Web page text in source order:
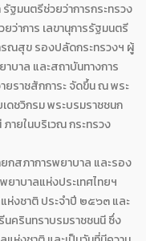
ฐมนตรีช่วยว่าการกระทรวง
าการ เลขานุการรัฐมนตรี
รณสุข รองปลัดกระทรวงฯ ผู้
บาล และสถาบันทางการ
ยราชสักการะ จัดขึ้น ณ พระ
ดชวิกรม พระบรมราชชนก
ายในบริเวณ กระทรวง
กสภาการพยาบาล และรอง
าบาลแห่งประเทศไทยฯ
ห่งชาติ ประจำปี ๒๕๖๓ และ
ครินทราบรมราชชนนี ซึ่ง